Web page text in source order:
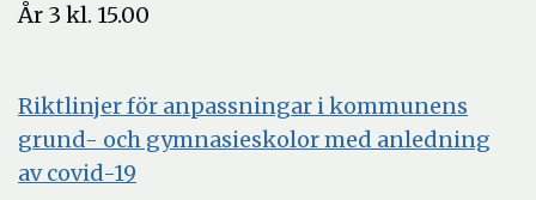
År 3 kl. 15.00
Riktlinjer för anpassningar i kommunens
grund- och gymnasieskolor med anledning
av covid-19